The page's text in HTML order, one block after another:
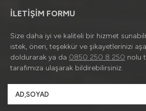
İLETİŞİM FORMU
Size daha iyi ve kaliteli bir hizmet
istek, öneri, teşekkür ve şikayetlerinizi
doldurarak ya da 0850 250 8 250 nolu
tarafımıza ulaşarak bildirebilirsiniz.